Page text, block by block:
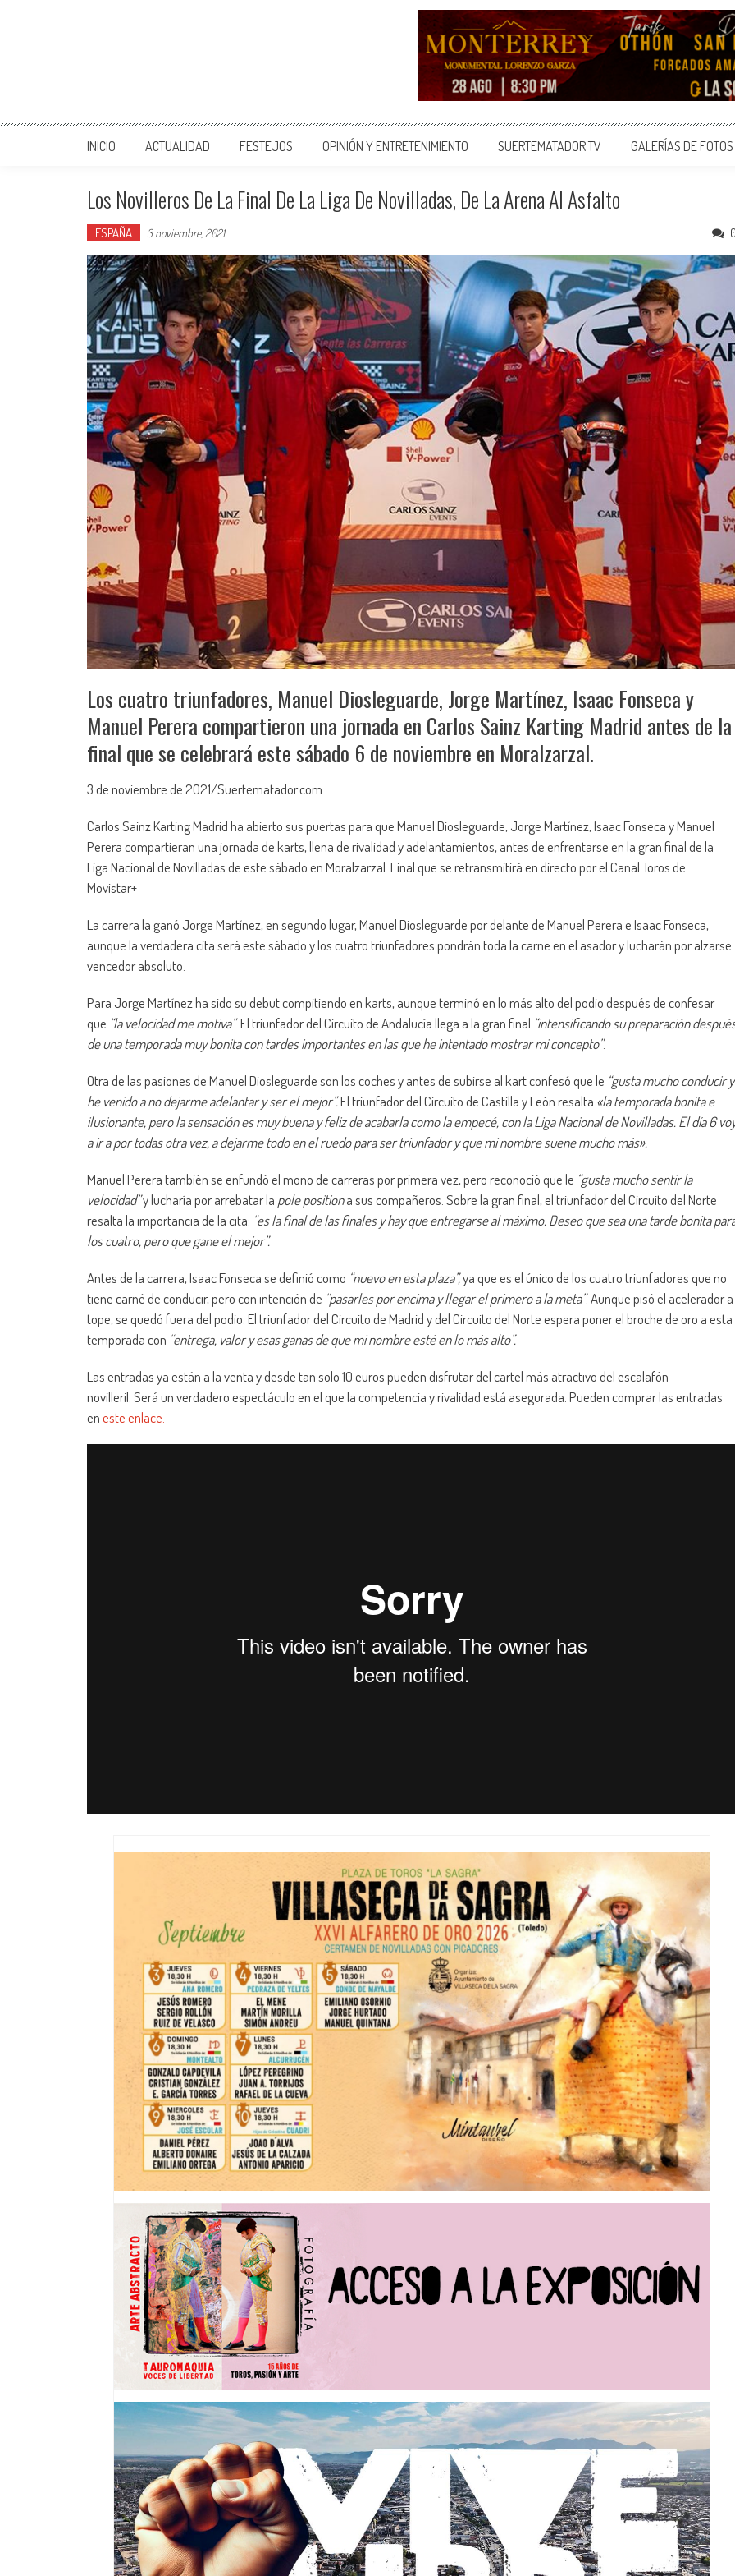
INICIO ACTUALIDAD FESTEJOS OPINIÓN Y ENTRETENIMIENTO SUERTEMATADOR TV GALERÍAS DE FOTOS
Los Novilleros De La Final De La Liga De Novilladas, De La Arena Al Asfalto
ESPAÑA 3 noviembre, 2021
Los cuatro triunfadores, Manuel Diosleguarde, Jorge Martínez, Isaac Fonseca y
Manuel Perera compartieron una jornada en Carlos Sainz Karting Madrid antes de la
final que se celebrará este sábado 6 de noviembre en Moralzarzal.
3 de noviembre de 2021/Suertematador.com
Carlos Sainz Karting Madrid ha abierto sus puertas para que Manuel Diosleguarde, Jorge Martínez, Isaac Fonseca y Manuel
Perera compartieran una jornada de karts, llena de rivalidad y adelantamientos, antes de enfrentarse en la gran final de la
Liga Nacional de Novilladas de este sábado en Moralzarzal. Final que se retransmitirá en directo por el Canal Toros de
Movistar+
La carrera la ganó Jorge Martínez, en segundo lugar, Manuel Diosleguarde por delante de Manuel Perera e Isaac Fonseca,
aunque la verdadera cita será este sábado y los cuatro triunfadores pondrán toda la carne en el asador y lucharán por alzarse
vencedor absoluto.
Para Jorge Martínez ha sido su debut compitiendo en karts, aunque terminó en lo más alto del podio después de confesar
que “la velocidad me motiva”. El triunfador del Circuito de Andalucía llega a la gran final “intensificando su preparación
de una temporada muy bonita con tardes importantes en las que he intentado mostrar mi concepto”.
Otra de las pasiones de Manuel Diosleguarde son los coches y antes de subirse al kart confesó que le “gusta mucho conducir y
he venido a no dejarme adelantar y ser el mejor”.El triunfador del Circuito de Castilla y León resalta «la temporada bonita e
ilusionante, pero la sensación es muy buena y feliz de acabarla como la empecé, con la Liga Nacional de Novilladas. El día 6
a ir a por todas otra vez, a dejarme todo en el ruedo para ser triunfador y que mi nombre suene mucho más».
Manuel Perera también se enfundó el mono de carreras por primera vez, pero reconoció que le “gusta mucho sentir la
velocidad”y lucharía por arrebatar la pole positiona sus compañeros. Sobre la gran final, el triunfador del Circuito del Norte
resalta la importancia de la cita: “es la final de las finales y hay que entregarse al máximo. Deseo que sea una tarde bonita
los cuatro, pero que gane el mejor”.
Antes de la carrera, Isaac Fonseca se definió como “nuevo en esta plaza”,ya que es el único de los cuatro triunfadores que no
tiene carné de conducir, pero con intención de “pasarles por encima y llegar el primero a la meta”. Aunque pisó el acelerador a
tope, se quedó fuera del podio. El triunfador del Circuito de Madrid y del Circuito del Norte espera poner el broche de oro a esta
temporada con “entrega, valor y esas ganas de que mi nombre esté en lo más alto”.
Las entradas ya están a la venta y desde tan solo 10 euros pueden disfrutar del cartel más atractivo del escalafón
novilleril. Será un verdadero espectáculo en el que la competencia y rivalidad está asegurada. Pueden comprar las entradas
eneste enlace.